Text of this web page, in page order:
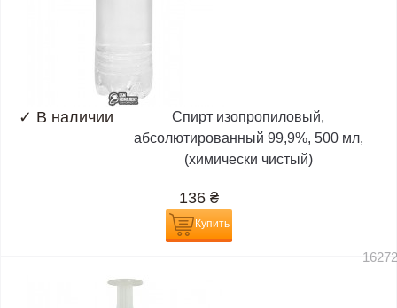
✓ В наличии
Спирт изопропиловый,
абсолютированный 99,9%, 500 мл,
(химически чистый)
136 ₴
Купить